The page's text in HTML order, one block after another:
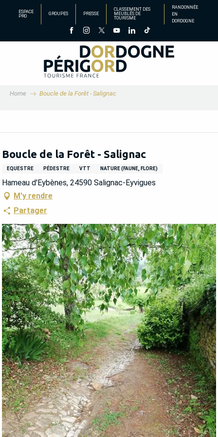
principal
ESPACE
PRO
GROUPES PRESSE
CLASSEMENT DES
MEUBLÉS DE
TOURISME
RANDONNÉE
EN
DORDOGNE
Home Boucle de la Forêt - Salignac
Boucle de la Forêt - Salignac
EQUESTRE PÉDESTRE VTT NATURE (FAUNE, FLORE)
Hameau d'Eybènes, 24590 Salignac-Eyvigues
M'y rendre
Partager